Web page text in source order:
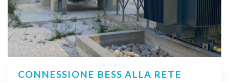
CONNESSIONE BESS ALLA RETE